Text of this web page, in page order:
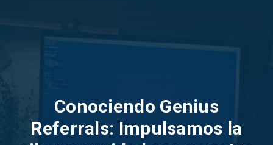
Conociendo Genius
Referrals: Impulsamos la